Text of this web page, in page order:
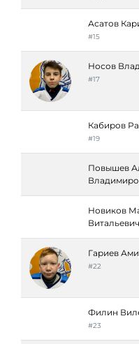
Асатов
#15
Носов
#17
Кабиров
#19
Повышев
Новиков
Витальевич
Гариев
#22
Филин
#23